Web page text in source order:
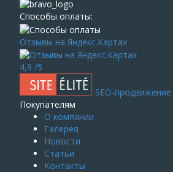
Способы оплаты:
Отзывы на Яндекс.Картах
4,9 /5
SEO-продвижение
Покупателям
О компании
Галерея
Новости
Статьи
Контакты